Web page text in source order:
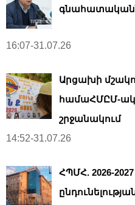
16:07-31.07.26
Արցախի
համաՀՄԸՄ-
շրջանակում
14:52-31.07.26
ՀՊՄՀ. 2026-